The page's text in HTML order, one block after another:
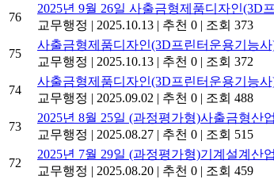
76
2025년 9월 26일 사출금형제품디자인(3D
교무행정 | 2025.10.13 | 추천 0 | 조회 373
75
사출금형제품디자인(3D프린터운용기능
교무행정 | 2025.10.13 | 추천 0 | 조회 372
74
사출금형제품디자인(3D프린터운용기능
교무행정 | 2025.09.02 | 추천 0 | 조회 488
73
2025년 8월 25일 (과정평가형)사출금형산
교무행정 | 2025.08.27 | 추천 0 | 조회 515
72
2025년 7월 29일 (과정평가형)기계설계산
교무행정 | 2025.08.20 | 추천 0 | 조회 459